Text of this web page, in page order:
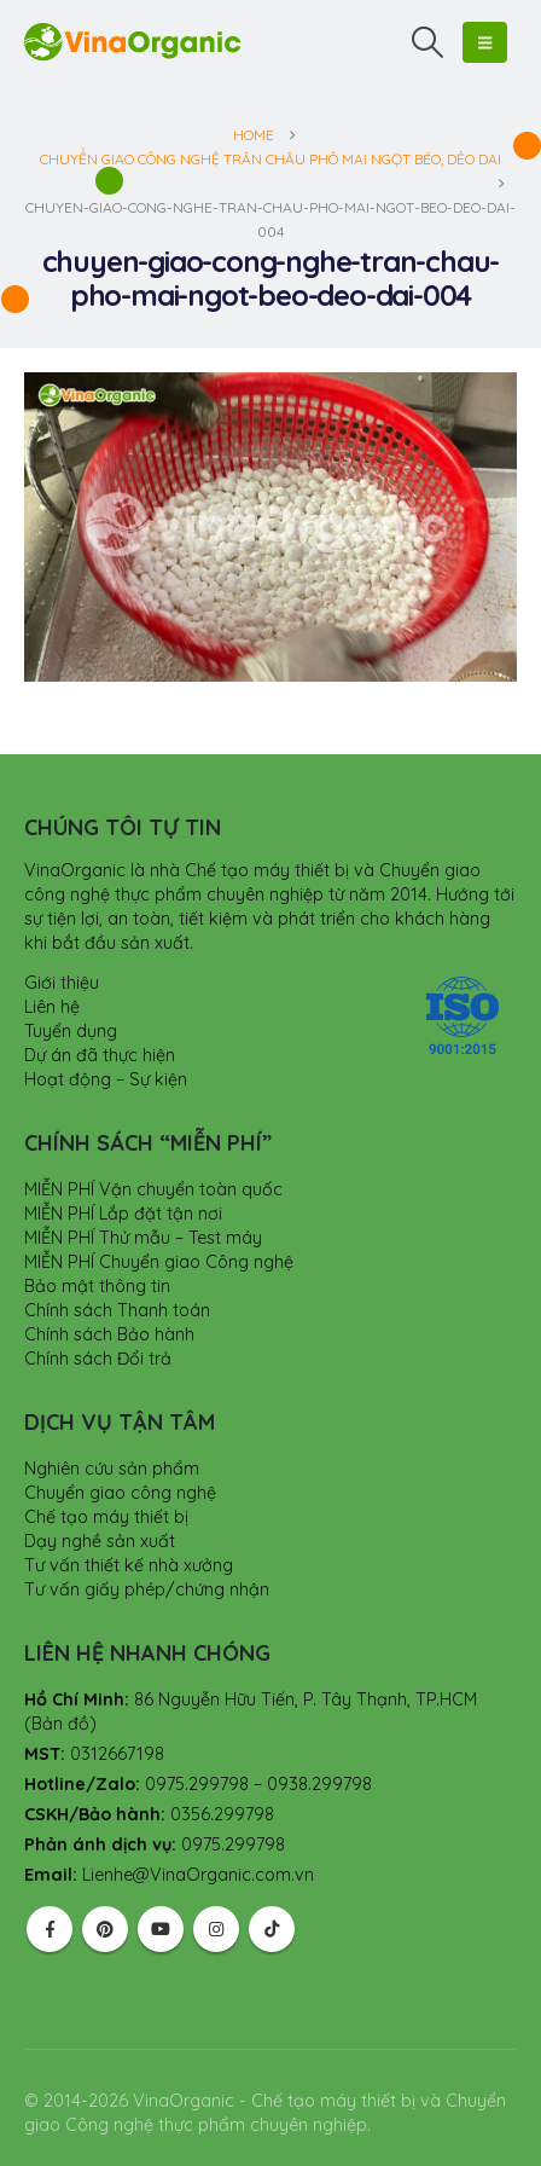
HOME
CHUYỂN GIAO CÔNG NGHỆ TRÂN CHÂU PHÔ MAI NGỌT BÉO, DẺO DAI
CHUYEN-GIAO-CONG-NGHE-TRAN-CHAU-PHO-MAI-NGOT-BEO-DEO-DAI-
004
chuyen-giao-cong-nghe-tran-chau-
pho-mai-ngot-beo-deo-dai-004
CHÚNG TÔI TỰ TIN
VinaOrganic là nhà Chế tạo máy thiết bị và Chuyển giao
công nghệ thực phẩm chuyên nghiệp từ năm 2014. Hướng tới
sự tiện lợi, an toàn, tiết kiệm và phát triển cho khách hàng
khi bắt đầu sản xuất.
Giới thiệu
Liên hệ
Tuyển dụng
Dự án đã thực hiện
Hoạt động – Sự kiện
CHÍNH SÁCH “MIỄN PHÍ”
MIỄN PHÍ Vận chuyển toàn quốc
MIỄN PHÍ Lắp đặt tận nơi
MIỄN PHÍ Thử mẫu – Test máy
MIỄN PHÍ Chuyển giao Công nghệ
Bảo mật thông tin
Chính sách Thanh toán
Chính sách Bảo hành
Chính sách Đổi trả
DỊCH VỤ TẬN TÂM
Nghiên cứu sản phẩm
Chuyển giao công nghệ
Chế tạo máy thiết bị
Dạy nghề sản xuất
Tư vấn thiết kế nhà xưởng
Tư vấn giấy phép/chứng nhận
LIÊN HỆ NHANH CHÓNG
Hồ Chí Minh: 86 Nguyễn Hữu Tiến, P. Tây Thạnh, TP.HCM
(Bản đồ)
MST: 0312667198
Hotline/Zalo: 0975.299798 – 0938.299798
CSKH/Bảo hành: 0356.299798
Phản ánh dịch vụ: 0975.299798
Email: Lienhe@VinaOrganic.com.vn
© 2014-2026 VinaOrganic - Chế tạo máy thiết bị và Chuyển
giao Công nghệ thực phẩm chuyên nghiệp.